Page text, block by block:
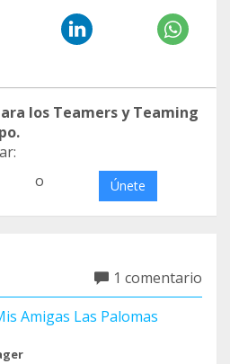
los Teamers y Teaming
o Únete
1 comentario
Amigas Las Palomas